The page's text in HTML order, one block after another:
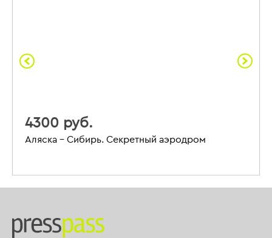
4300 руб.
Аляска – Сибирь. Секретный аэродром